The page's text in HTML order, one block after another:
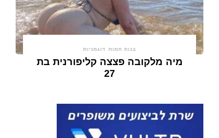
בנות חמות דוגמניות
מיה מלקובה פצצה קליפורנית בת
27